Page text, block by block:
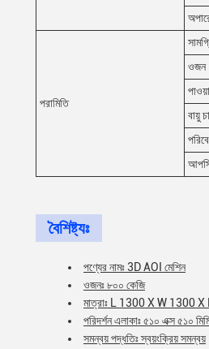
পরামিতি
ওজন
বায়ু
বৈশিষ্ট্যঃ
পণ্যের নামঃ 3D AOI মেশিন
ওজনঃ ৮০০ কেজি
মাত্রাঃ L 1300 X W 1300 X
পরিদর্শন এলাকাঃ ৫১০ এক্স ৫১০
সমন্বয় পদ্ধতিঃ স্বয়ংক্রিয় সমন্বয়